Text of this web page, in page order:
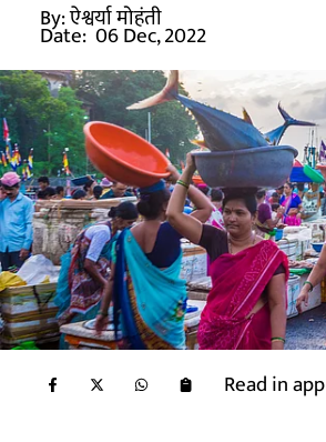
By:ऐश्वर्या मोहंती
Date: 06 Dec, 2022
Read in app